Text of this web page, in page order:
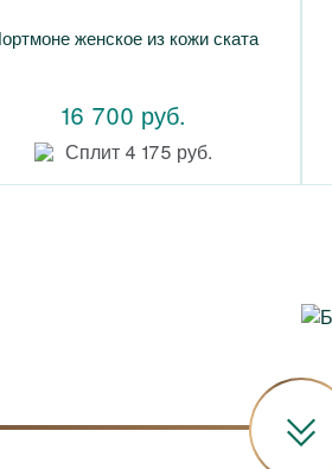
женское из кожи ската
16 700 руб.
Сплит 4 175 руб.